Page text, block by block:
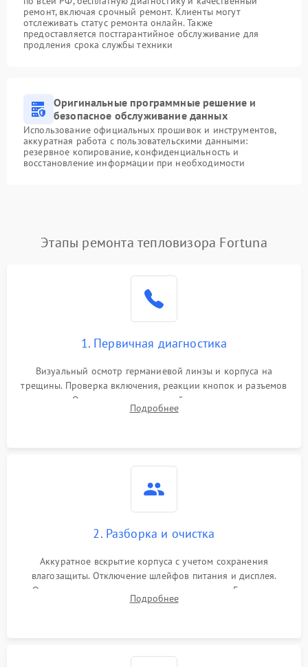
ремонт, включая срочный ремонт. Клиенты могут
отслеживать статус ремонта онлайн. Также
предоставляется постгарантийное обслуживание для
продления срока службы техники
Оригинальные программные решение и
безопасное обслуживание данных
Использование официальных прошивок и инструментов,
аккуратная работа с пользовательскими данными:
резервное копирование, конфиденциальность и
восстановление информации при необходимости
Этапы ремонта тепловизора Fortuna
1. Первичная диагностика
Визуальный осмотр германиевой линзы и корпуса на
трещины. Проверка включения, реакции кнопок и разъемов
зарядки. Оценка вывода тепловой сигнатуры на экран,
проверка базовых функций и считывание системных
Подробнее
2. Разборка и очистка
Аккуратное вскрытие корпуса с учетом сохранения
влагозащиты. Отключение шлейфов питания и дисплея.
Очистка внутренних плат от окислов и пыли. Бережная
обработка германиевого объектива специализированными
Подробнее